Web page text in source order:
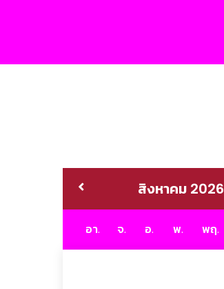
สิงหาคม 2026
อา. จ. อ. พ. พฤ.